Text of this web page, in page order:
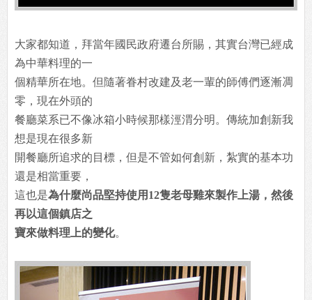
大家都知道，拜當年國民政府遷台所賜，其實台灣已經成
為中華料理的一
個精華所在地。但隨著眷村改建及老一輩的師傅們逐漸凋
零，現在外頭的
餐廳菜系已不像冰箱小時候那樣涇渭分明。傳統加創新我
想是現在很多新
開餐廳所追求的目標，但是不管如何創新，紮實的基本功
還是相當重要，
這也是為什麼尚品堅持使用12隻老母雞來製作上湯，然後
再以這個鎮店之
寶來做料理上的變化。